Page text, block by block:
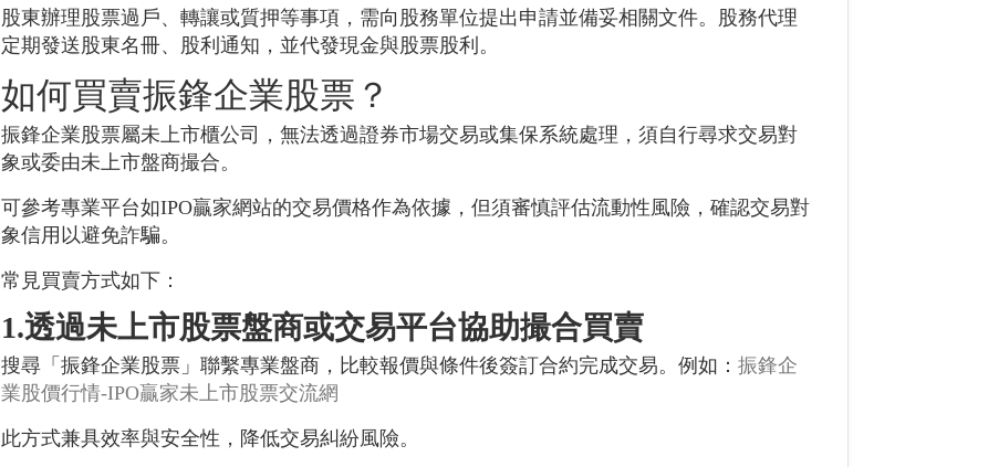
股東辦理股票過戶、轉讓或質押等事項，需向股務單位提出申請並備妥相關文件。股務代理
定期發送股東名冊、股利通知，並代發現金與股票股利。
如何買賣振鋒企業股票？
振鋒企業股票屬未上市櫃公司，無法透過證券市場交易或集保系統處理，須自行尋求交易對
象或委由未上市盤商撮合。
可參考專業平台如IPO贏家網站的交易價格作為依據，但須審慎評估流動性風險，確認交易對
象信用以避免詐騙。
常見買賣方式如下：
1.透過未上市股票盤商或交易平台協助撮合買賣
搜尋「振鋒企業股票」聯繫專業盤商，比較報價與條件後簽訂合約完成交易。例如：振鋒企
業股價行情-IPO贏家未上市股票交流網
此方式兼具效率與安全性，降低交易糾紛風險。